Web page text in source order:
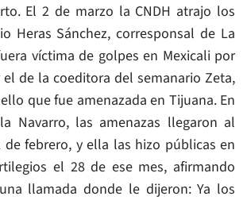
El 2 de marzo la CNDH atrajo los
Heras Sánchez, corresponsal de La
víctima de golpes en Mexicali por
de la coeditora del semanario Zeta,
que fue amenazada en Tijuana. En
Navarro, las amenazas llegaron al
de febrero, y ella las hizo públicas en
el 28 de ese mes, afirmando
llamada donde le dijeron: Ya los